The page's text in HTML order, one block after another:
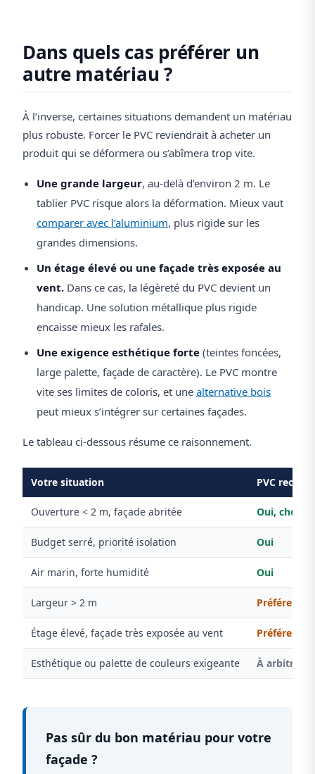
Dans quels cas préférer un
autre matériau ?
À l’inverse, certaines situations demandent un matériau
plus robuste. Forcer le PVC reviendrait à acheter un
produit qui se déformera ou s’abîmera trop vite.
Une grande largeur, au-delà d’environ 2 m. Le
tablier PVC risque alors la déformation. Mieux vaut
comparer avec l’aluminium, plus rigide sur les
grandes dimensions.
Un étage élevé ou une façade très exposée au
vent. Dans ce cas, la légèreté du PVC devient un
handicap. Une solution métallique plus rigide
encaisse mieux les rafales.
Une exigence esthétique forte (teintes foncées,
large palette, façade de caractère). Le PVC montre
vite ses limites de coloris, et une alternative bois
peut mieux s’intégrer sur certaines façades.
Le tableau ci-dessous résume ce raisonnement.
Votre situation PVC
Ouverture < 2 m, façade abritée Oui, choix
Budget serré, priorité isolation Oui
Air marin, forte humidité Oui
Largeur > 2 m Préférer
Étage élevé, façade très exposée au vent Préférer
Esthétique ou palette de couleurs exigeante À arbitrer
Pas sûr du bon matériau pour votre
façade ?